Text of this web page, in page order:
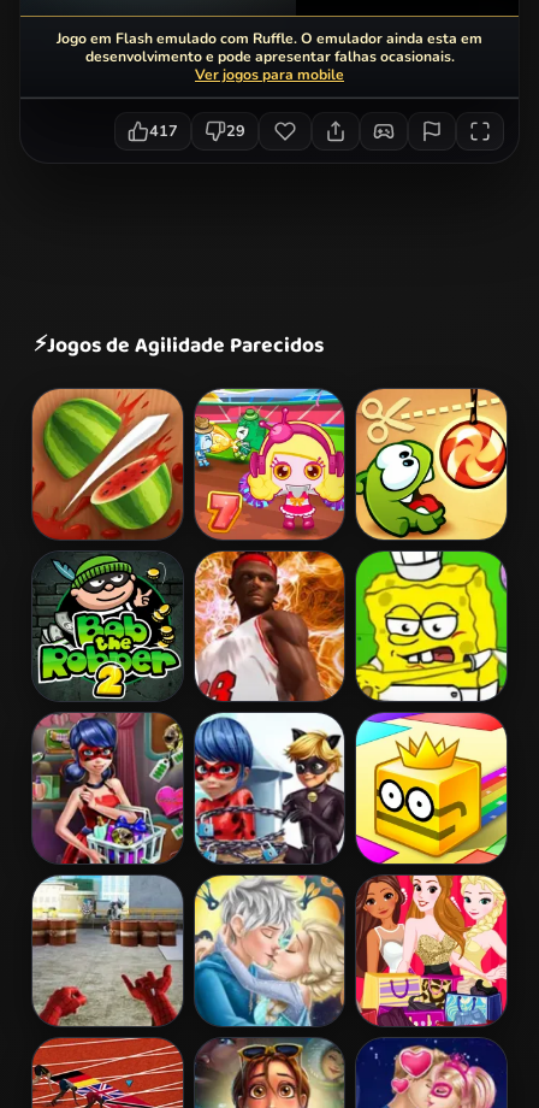
Jogo em Flash emulado com Ruffle. O emulador ainda esta em
desenvolvimento e pode apresentar falhas ocasionais.
Ver jogos para mobile
417 29
⚡Jogos de Agilidade Parecidos
Fruit Ninja Bomb It 7 Cut the Rope
Bob The
Robber 2
Ultimate Swish Spongebob
Restaurant
Ladybug
Valentine Gifts
Cat Noir
Rescue
Ladybug
Paper.io 2
Spider Warrior
3D
Frozen Elsa
Kiss
Princess Black
Friday Chaos